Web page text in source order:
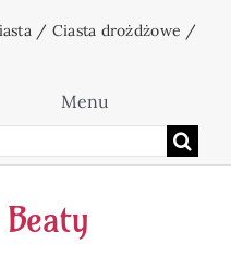
/ Ciasta drożdżowe /
Menu
Home
Ciasta